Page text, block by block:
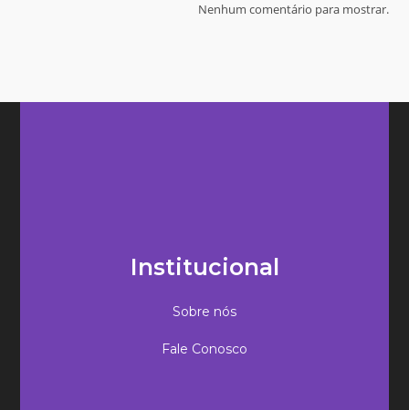
Nenhum comentário para mostrar.
Institucional
Sobre nós
Fale Conosco